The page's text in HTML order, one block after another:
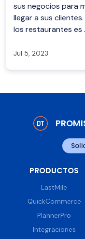
sus negocios para
llegar a sus
los restaurantes es
Jul 5, 2023
PRODUCTOS
LastMile
QuickCommerce
PlannerPro
Integraciones